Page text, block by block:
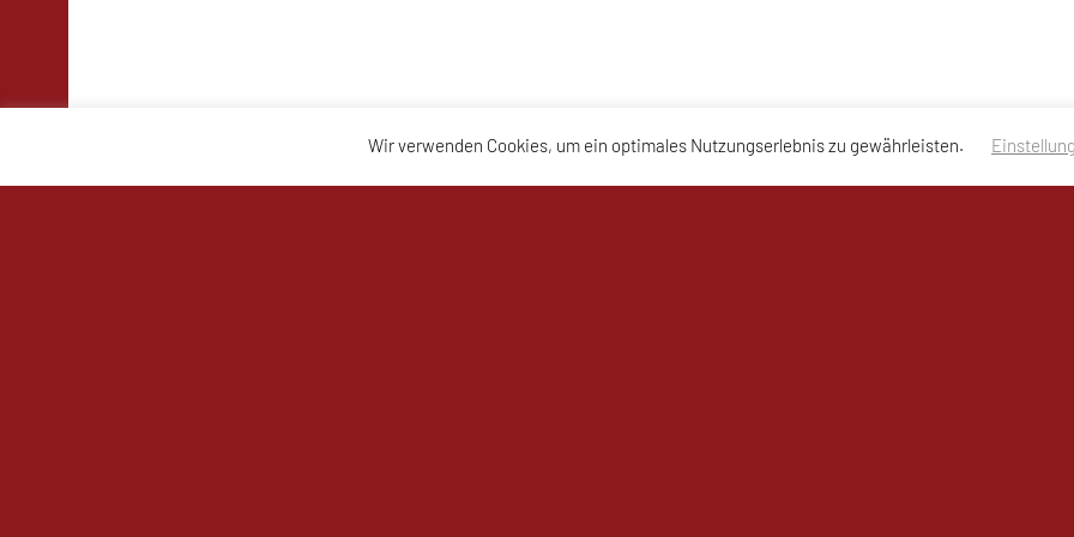
Wir verwenden Cookies, um ein optimales Nutzungserlebnis zu gewährleisten.